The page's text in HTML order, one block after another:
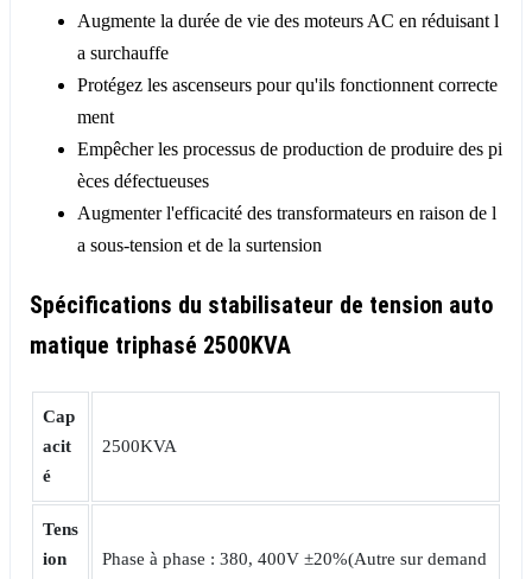
Augmente la durée de vie des moteurs AC en réduisant l
a surchauffe
Protégez les ascenseurs pour qu'ils fonctionnent correcte
ment
Empêcher les processus de production de produire des pi
èces défectueuses
Augmenter l'efficacité des transformateurs en raison de l
a sous-tension et de la surtension
Spécifications du stabilisateur de tension auto
matique triphasé 2500KVA
Cap
acit
é
2500KVA
Tens
ion
Phase à phase : 380, 400V ±20%(Autre sur demand